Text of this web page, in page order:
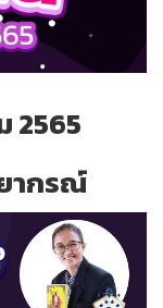
2565
ากรณ์